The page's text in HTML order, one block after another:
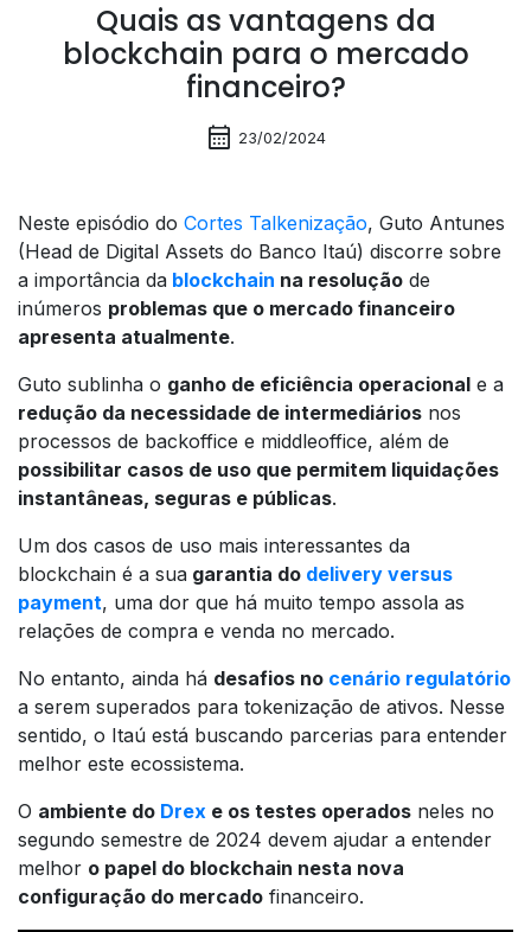
Quais as vantagens da
blockchain para o mercado
financeiro?
calendar_month 23/02/2024
Neste episódio do Cortes Talkenização, Guto Antunes
(Head de Digital Assets do Banco Itaú) discorre sobre
a importância da blockchain na resolução de
inúmeros problemas que o mercado financeiro
apresenta atualmente.
Guto sublinha o ganho de eficiência operacional e a
redução da necessidade de intermediários nos
processos de backoffice e middleoffice, além de
possibilitar casos de uso que permitem liquidações
instantâneas, seguras e públicas.
Um dos casos de uso mais interessantes da
blockchain é a sua garantia do delivery versus
payment, uma dor que há muito tempo assola as
relações de compra e venda no mercado.
No entanto, ainda há desafios no cenário regulatório
a serem superados para tokenização de ativos. Nesse
sentido, o Itaú está buscando parcerias para entender
melhor este ecossistema.
O ambiente do Drex e os testes operados neles no
segundo semestre de 2024 devem ajudar a entender
melhor o papel do blockchain nesta nova
configuração do mercado financeiro.